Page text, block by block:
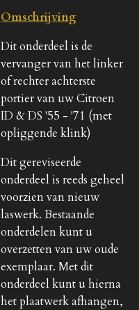
Omschrijving
Dit onderdeel is de
vervanger van het linker
of rechter achterste
portier van uw Citroen
ID & DS '55 - '71 (met
opliggende klink)
Dit gereviseerde
onderdeel is reeds geheel
voorzien van nieuw
laswerk. Bestaande
onderdelen kunt u
overzetten van uw oude
exemplaar. Met dit
onderdeel kunt u hierna
het plaatwerk afhangen,